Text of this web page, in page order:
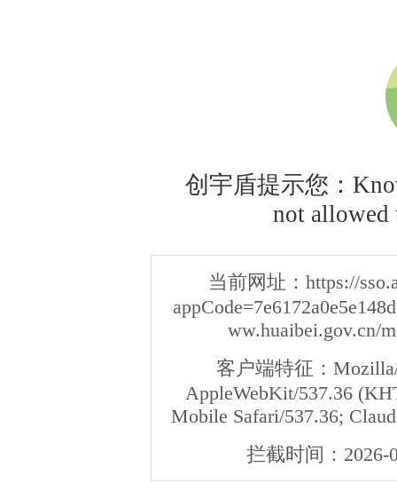
创宇盾提示您：
not
当前网址： https://
ww.huaibei.gov.cn/
客户端特征：
AppleWebKit/537.36
Mobile Safari/537.36;
拦截时间： 2026-